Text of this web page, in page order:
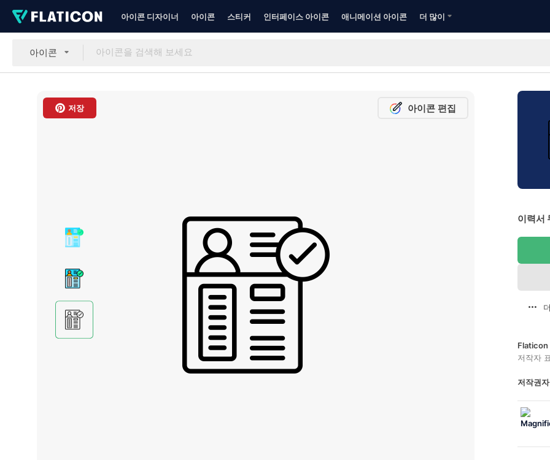
아이콘 디자이너 아이콘 스티커 인터페이스 아이콘 애니메이션 아이콘 더 많이
아이콘
저장 아이콘 편집
이력서
Flaticon
저작자
저작권